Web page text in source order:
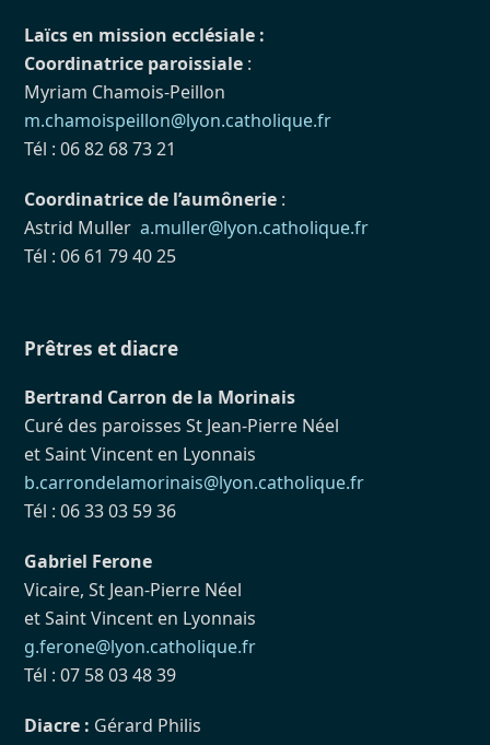
Laïcs en mission ecclésiale :
Coordinatrice paroissiale :
Myriam Chamois-Peillon
m.chamoispeillon@lyon.catholique.fr
Tél : 06 82 68 73 21
Coordinatrice de l’aumônerie :
Astrid Mullera.muller@lyon.catholique.fr
Tél : 06 61 79 40 25
Prêtres et diacre
Bertrand Carron de la Morinais
Curé des paroisses St Jean-Pierre Néel
et Saint Vincent en Lyonnais
b.carrondelamorinais@lyon.catholique.fr
Tél : 06 33 03 59 36
Gabriel Ferone
Vicaire, St Jean-Pierre Néel
et Saint Vincent en Lyonnais
g.ferone@lyon.catholique.fr
Tél : 07 58 03 48 39
Diacre : Gérard Philis